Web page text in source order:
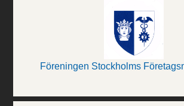
Föreningen Stockholms